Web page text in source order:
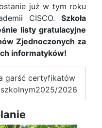
już w tym roku
CISCO. Szkoła
listy gratulacyjne
Zjednoczonych za
informatyków!
garść certyfikatów
2026